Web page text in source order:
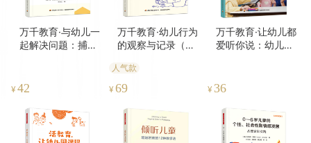
万千教育·与幼儿一
起解决问题：捕捉
¥ 42
万千教育·幼儿行为
的观察与记录（原
人气款
¥ 69
万千教育·让幼儿都
爱听你说：幼儿教
¥ 36